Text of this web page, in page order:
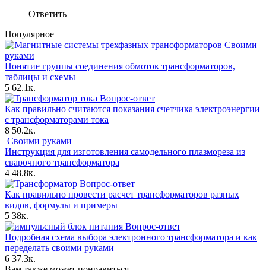
Ответить
Популярное
Своими
руками
Понятие группы соединения обмоток трансформаторов,
таблицы и схемы
5 62.1к.
Вопрос-ответ
Как правильно считаются показания счетчика электроэнергии
с трансформаторами тока
8 50.2к.
Своими руками
Инструкция для изготовления самодельного плазмореза из
сварочного трансформатора
4 48.8к.
Вопрос-ответ
Как правильно провести расчет трансформаторов разных
видов, формулы и примеры
5 38к.
Вопрос-ответ
Подробная схема выбора электронного трансформатора и как
переделать своими руками
6 37.3к.